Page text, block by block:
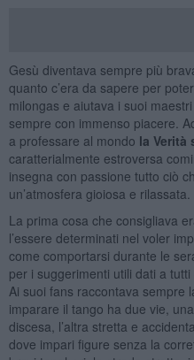
Gesù diventava sempre più
quanto c’era da sapere per
milongas e aiutava i suoi
sempre con immenso piacere.
a professare al mondo la Verità
caratterialmente estroversa
insegna con passione tutto ciò
un’atmosfera gioiosa e rilassata.
La prima cosa che consigliava
l’essere determinati nel voler
come comportarsi durante le
per i suggerimenti utili dati a
Ai suoi fans raccontava sempre
imparare il tango ha due vie,
discesa, l’altra stretta e
dove impari figure senza la